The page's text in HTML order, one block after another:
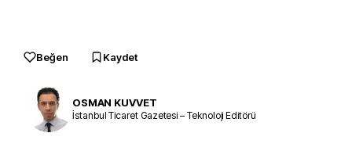
Beğen Kaydet
OSMAN KUVVET
İstanbul Ticaret Gazetesi – Teknoloji Editörü